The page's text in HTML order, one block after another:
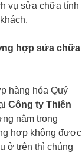
vụ sửa chữa tính
hợp sửa chữa
hàng hóa Quý
Công ty Thiên
nằm trong
hợp không được
ở trên thì chúng